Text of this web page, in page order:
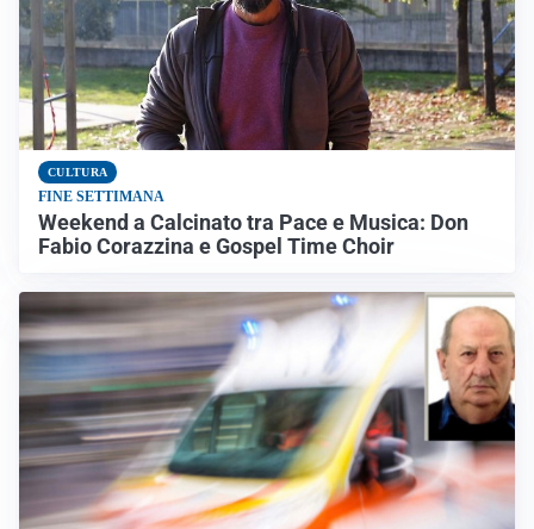
CULTURA
FINE SETTIMANA
Weekend a Calcinato tra Pace e Musica: Don
Fabio Corazzina e Gospel Time Choir